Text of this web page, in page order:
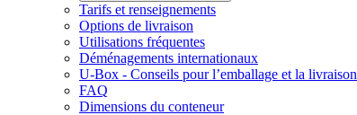
Tarifs et renseignements
Options de livraison
Utilisations fréquentes
Déménagements internationaux
U-Box - Conseils pour l’emballage et la livraison
FAQ
Dimensions du conteneur